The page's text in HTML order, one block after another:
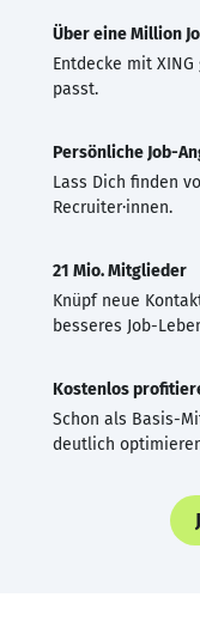
Über eine Million
Entdecke mit
passt.
Persönliche Job-
Lass Dich finden
Recruiter·innen.
21 Mio. Mitglieder
Knüpf neue
besseres Job-
Kostenlos
Schon als Basis-
deutlich